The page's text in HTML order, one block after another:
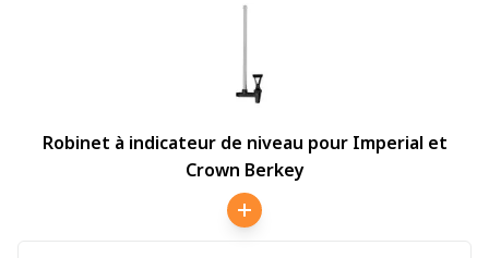
Robinet à indicateur de niveau pour Imperial et
Crown Berkey